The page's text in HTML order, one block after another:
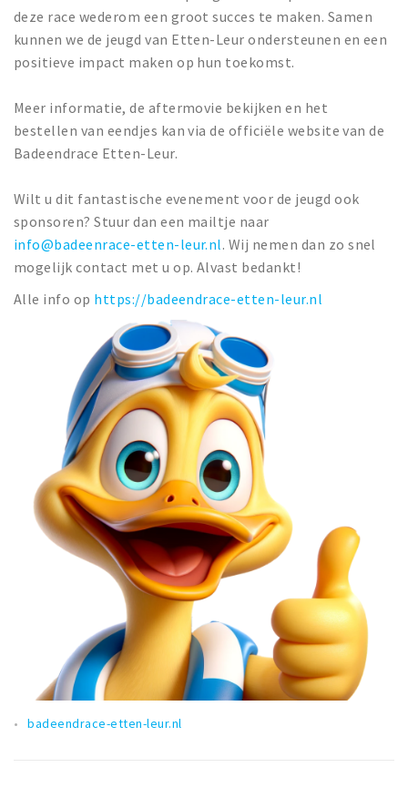
deze race wederom een groot succes te maken. Samen
kunnen we de jeugd van Etten-Leur ondersteunen en een
positieve impact maken op hun toekomst.
Meer informatie, de aftermovie bekijken en het
bestellen van eendjes kan via de officiële website van de
Badeendrace Etten-Leur.
Wilt u dit fantastische evenement voor de jeugd ook
sponsoren? Stuur dan een mailtje naar
info@badeenrace-etten-leur.nl. Wij nemen dan zo snel
mogelijk contact met u op. Alvast bedankt!
Alle info op https://badeendrace-etten-leur.nl
badeendrace-etten-leur.nl